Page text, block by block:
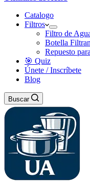
Catalogo
Filtros
Filtro de
Botella
Repuesto
🎯 Quiz
Únete / Inscríbete
Blog
Buscar